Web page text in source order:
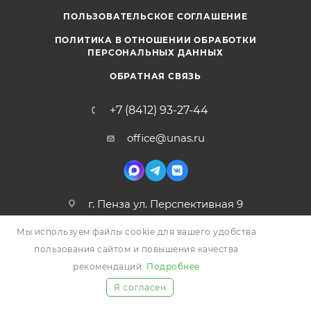
ПОЛЬЗОВАТЕЛЬСКОЕ СОГЛАШЕНИЕ
ПОЛИТИКА В ОТНОШЕНИИ ОБРАБОТКИ
ПЕРСОНАЛЬНЫХ ДАННЫХ
ОБРАТНАЯ СВЯЗЬ
+7 (8412) 93-27-44
office@unas.ru
г. Пенза ул. Перспективная 9
2026 © УНАС, Все права защищены
Мы используем файлы cookie для вашего удобства
пользования сайтом и повышения качества
рекомендаций. Подробнее
Я согласен